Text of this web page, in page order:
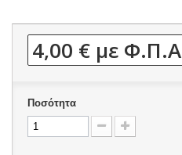
4,00 € με Φ.Π.Α
Ποσότητα